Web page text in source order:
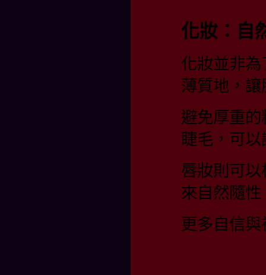
化妝：自
化妝並非
薄質地，
避免厚重
睫毛，可
唇妝則可
來自然隨
更多自信